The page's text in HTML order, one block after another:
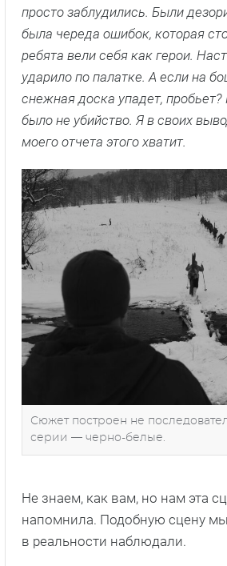
просто заблудились. Были
была череда ошибок, которая
ребята вели себя как герои.
ударило по палатке. А если на
снежная доска упадет,
было не убийство. Я в своих
моего отчета этого хватит.
Сюжет построен не
серии — черно-белые.
Не знаем, как вам, но нам эта
напомнила. Подобную сцену
в реальности наблюдали.